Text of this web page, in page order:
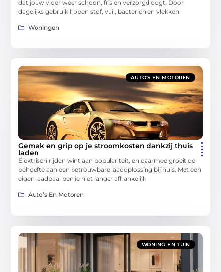
dat jouw vloer weer schoon, fris en verzorgd oogt. Door
dagelijks gebruik hopen stof, vuil, bacteriën en vlekken
Woningen
AUTO’S EN MOTOREN
Gemak en grip op je stroomkosten dankzij thuis
laden
Elektrisch rijden wint aan populariteit, en daarmee groeit de
behoefte aan een betrouwbare laadoplossing bij huis. Met een
eigen laadpaal ben je niet langer afhankelijk
Auto’s En Motoren
WONING EN TUIN